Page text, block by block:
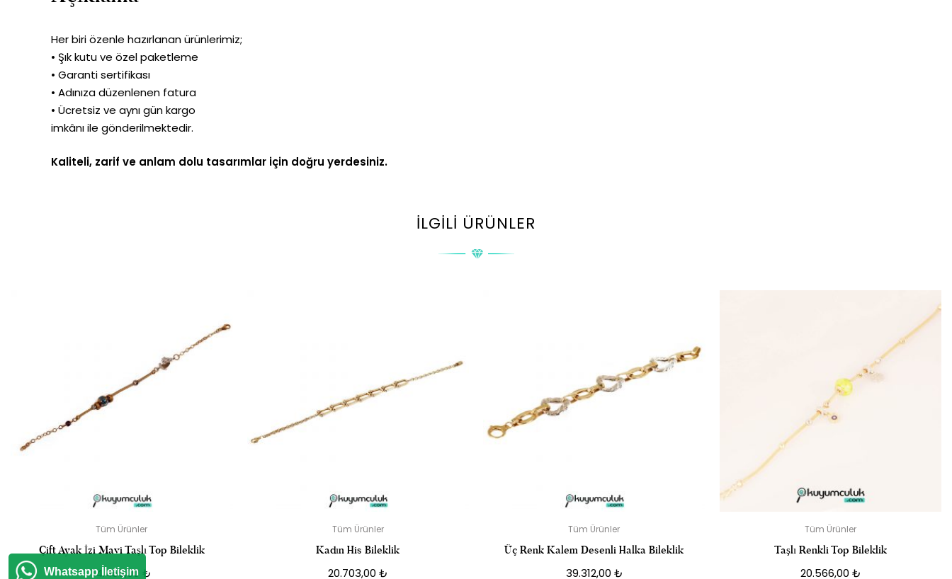
Her biri özenle hazırlanan ürünlerimiz;
• Şık kutu ve özel paketleme
• Garanti sertifikası
• Adınıza düzenlenen fatura
• Ücretsiz ve aynı gün kargo
imkânı ile gönderilmektedir.
Kaliteli, zarif ve anlam dolu tasarımlar için doğru yerdesiniz.
İLGILI ÜRÜNLER
Tüm Ürünler
Çift Ayak İzi Mavi Taşlı Top Bileklik
14.469,00 ₺
Tüm Ürünler
Kadın His Bileklik
20.703,00₺
Tüm Ürünler
Üç Renk Kalem Desenli Halka Bileklik
39.312,00 ₺
Tüm Ürünler
Taşlı Renkli Top Bileklik
20.566,00 ₺
Whatsapp İletişim
E-posta adresiniz yayınlanmayacak. ile işaretlenmişlerdir